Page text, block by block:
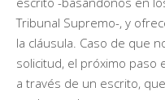
Tribunal Supremo-, y
la cláusula. Caso de que
solicitud, el próximo paso
a través de un escrito,